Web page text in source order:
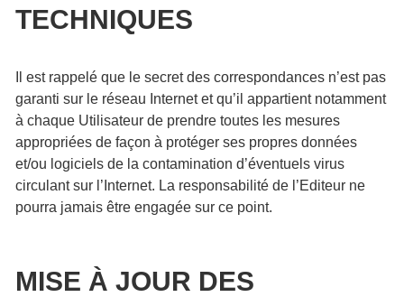
TECHNIQUES
Il est rappelé que le secret des correspondances n’est pas
garanti sur le réseau Internet et qu’il appartient notamment
à chaque Utilisateur de prendre toutes les mesures
appropriées de façon à protéger ses propres données
et/ou logiciels de la contamination d’éventuels virus
circulant sur l’Internet. La responsabilité de l’Editeur ne
pourra jamais être engagée sur ce point.
MISE À JOUR DES